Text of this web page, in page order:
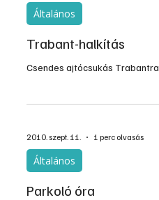
Általános
Trabant-halkítás
Csendes ajtócsukás Trabantra.
2010. szept. 11. 1 perc olvasás
Általános
Parkoló óra